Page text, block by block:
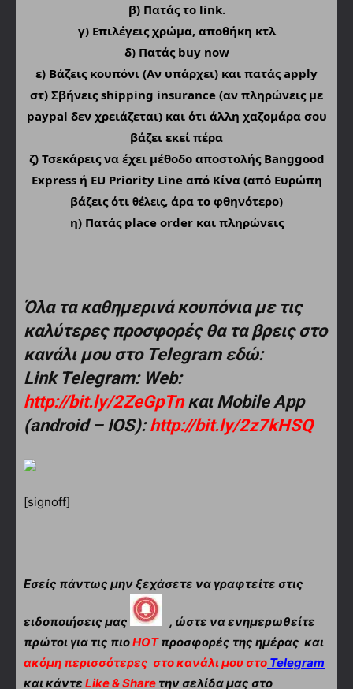
β) Πατάς το link.
γ) Επιλέγεις χρώμα, αποθήκη κτλ
δ) Πατάς buy now
ε) Βάζεις κουπόνι (Αν υπάρχει) και πατάς apply
στ) Σβήνεις shipping insurance (αν πληρώνεις με
paypal δεν χρειάζεται) και ότι άλλη χαζομάρα σου
βάζει εκεί πέρα
ζ) Τσεκάρεις να έχει μέθοδο αποστολής Banggood
Express ή EU Priority Line από Κίνα (από Ευρώπη
βάζεις ότι θέλεις, άρα το φθηνότερο)
η) Πατάς place order και πληρώνεις
Όλα τα καθημερινά κουπόνια με τις
καλύτερες προσφορές θα τα βρεις στο
κανάλι μου στο Telegram εδώ:
Link Telegram: Web:
http://bit.ly/2ZeGpTnκαι Mobile App
(android – IOS):http://bit.ly/2z7kHSQ
[signoff]
Εσείς πάντως μην ξεχάσετε να γραφτείτε στις
ειδοποιήσεις μας
, ώστε να ενημερωθείτε
πρώτοι για τις πιοHOTπροσφορές της ημέρας και
ακόμη περισσότερες στο κανάλι μου στο Telegram
και κάντε Like & Share την σελίδα μας στο